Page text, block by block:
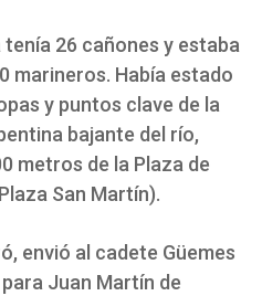
26 cañones y estaba
marineros. Había estado
y puntos clave de la
bajante del río,
metros de la Plaza de
San Martín).
envió al cadete Güemes
Juan Martín de